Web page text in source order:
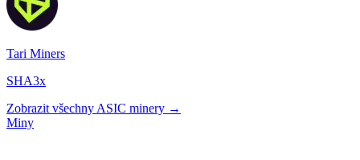
Tari Miners
SHA3x
Zobrazit všechny ASIC minery →
Miny